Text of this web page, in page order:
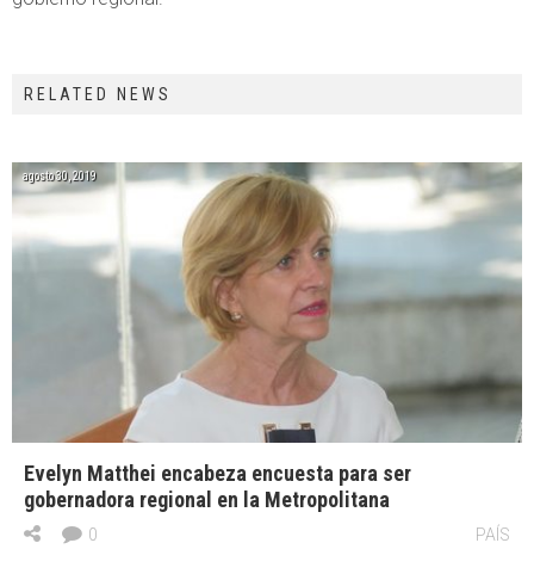
RELATED NEWS
agosto 30, 2019
Evelyn Matthei encabeza encuesta para ser
gobernadora regional en la Metropolitana
PAÍS
0